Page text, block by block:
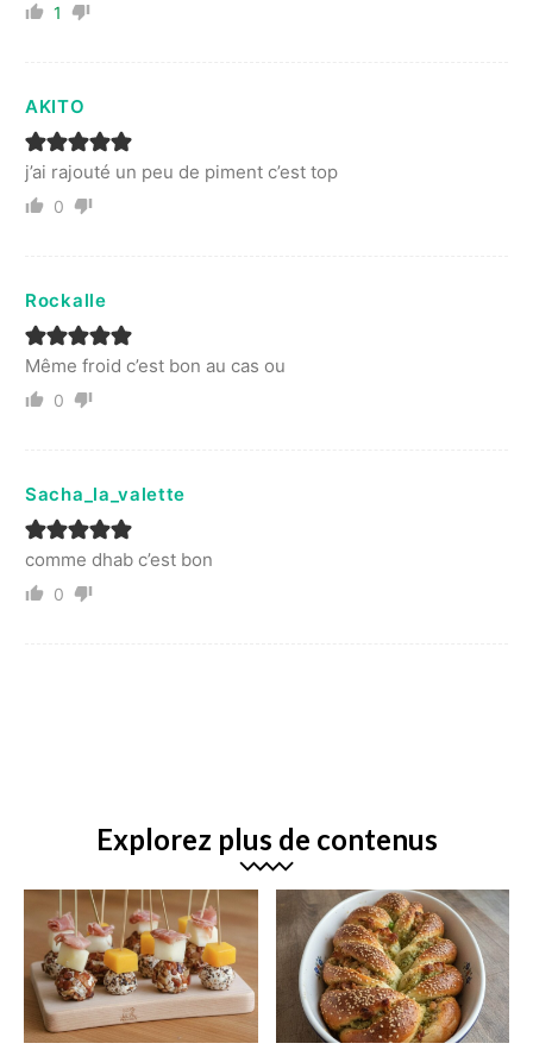
1
AKITO
j’ai rajouté un peu de piment c’est top
0
Rockalle
Même froid c’est bon au cas ou
0
Sacha_la_valette
comme dhab c’est bon
0
Explorez plus de contenus